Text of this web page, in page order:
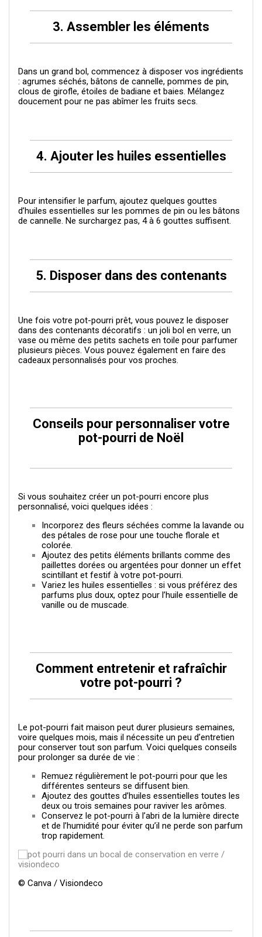
3. Assembler les éléments
Dans un grand bol, commencez à disposer vos ingrédients
: agrumes séchés, bâtons de cannelle, pommes de pin,
clous de girofle, étoiles de badiane et baies. Mélangez
doucement pour ne pas abîmer les fruits secs.
4. Ajouter les huiles essentielles
Pour intensifier le parfum, ajoutez quelques gouttes
d’huiles essentielles sur les pommes de pin ou les bâtons
de cannelle. Ne surchargez pas, 4 à 6 gouttes suffisent.
5. Disposer dans des contenants
Une fois votre pot-pourri prêt, vous pouvez le disposer
dans des contenants décoratifs : un joli bol en verre, un
vase ou même des petits sachets en toile pour parfumer
plusieurs pièces. Vous pouvez également en faire des
cadeaux personnalisés pour vos proches.
Conseils pour personnaliser votre
pot-pourri de Noël
Si vous souhaitez créer un pot-pourri encore plus
personnalisé, voici quelques idées :
Incorporez des fleurs séchées comme la lavande ou
des pétales de rose pour une touche florale et
colorée.
Ajoutez des petits éléments brillants comme des
paillettes dorées ou argentées pour donner un effet
scintillant et festif à votre pot-pourri.
Variez les huiles essentielles : si vous préférez des
parfums plus doux, optez pour l’huile essentielle de
vanille ou de muscade.
Comment entretenir et rafraîchir
votre pot-pourri ?
Le pot-pourri fait maison peut durer plusieurs semaines,
voire quelques mois, mais il nécessite un peu d’entretien
pour conserver tout son parfum. Voici quelques conseils
pour prolonger sa durée de vie :
Remuez régulièrement le pot-pourri pour que les
différentes senteurs se diffusent bien.
Ajoutez des gouttes d’huiles essentielles toutes les
deux ou trois semaines pour raviver les arômes.
Conservez le pot-pourri à l’abri de la lumière directe
et de l’humidité pour éviter qu’il ne perde son parfum
trop rapidement.
© Canva / Visiondeco